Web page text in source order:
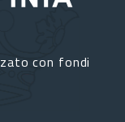
con fondi